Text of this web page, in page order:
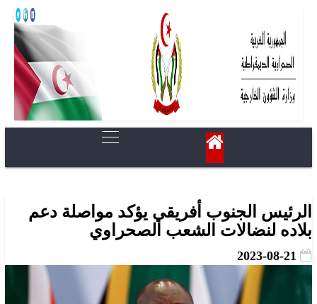
الرئيس الجنوب أفريقي يؤكد مواصلة دعم
بلاده لنضالات الشعب الصحراوي
2023-08-21